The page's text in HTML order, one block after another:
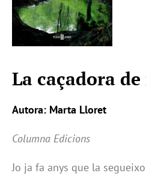
La caçadora
Autora: Marta Lloret
Columna Edicions
Jo ja fa anys que la